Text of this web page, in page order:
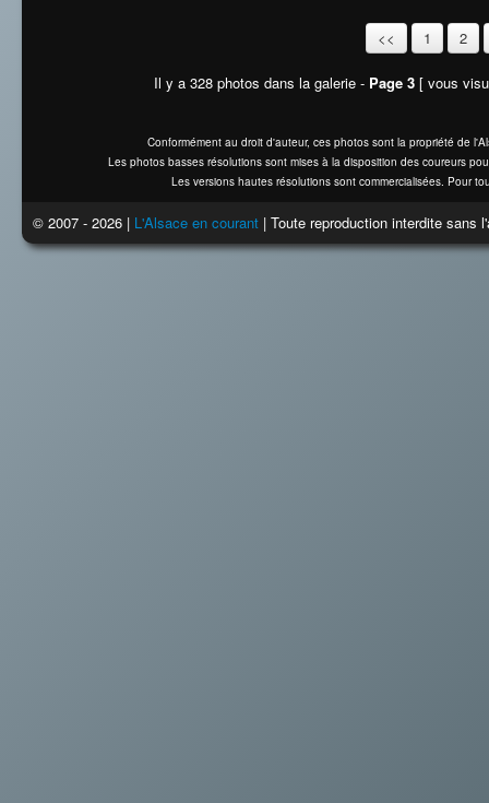
<< 1 2
Il y a 328 photos dans la galerie - Page 3[ vous
Conformément au droit d'auteur, ces photos sont la propriété de
Les photos basses résolutions sont mises à la disposition des coureurs
Les versions hautes résolutions sont commercialisées. Pour
© 2007 - 2026 | L'Alsace en courant | Toute reproduction interdite sans